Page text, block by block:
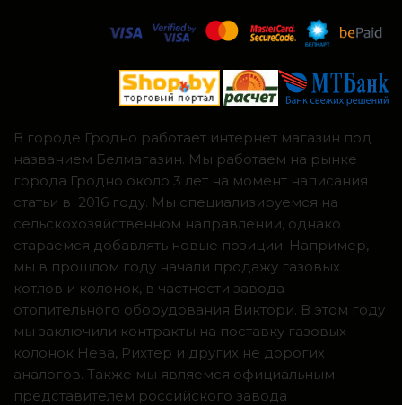
В городе Гродно работает интернет магазин под
названием Белмагазин. Мы работаем на рынке
города Гродно около 3 лет на момент написания
статьи в 2016 году. Мы специализируемся на
сельскохозяйственном направлении, однако
стараемся добавлять новые позиции. Например,
мы в прошлом году начали продажу газовых
котлов и колонок, в частности завода
отопительного оборудования Виктори. В этом году
мы заключили контракты на поставку газовых
колонок Нева, Рихтер и других не дорогих
аналогов. Также мы являемся официальным
представителем российского завода